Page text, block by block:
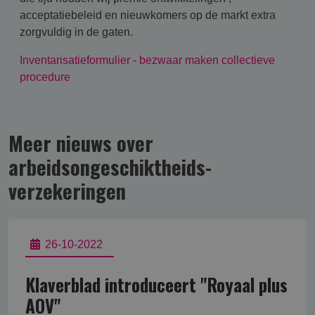
acceptatiebeleid en nieuwkomers op de markt extra
zorgvuldig in de gaten.
Inventarisatieformulier - bezwaar maken collectieve
procedure
Meer nieuws over
arbeidsongeschikt­heids­
verzekering­en
26-10-2022
Klaverblad introduceert "Royaal plus
AOV"